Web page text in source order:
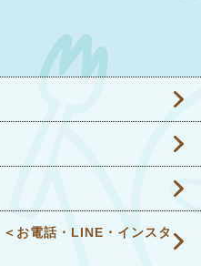
話・LINE・インスタ